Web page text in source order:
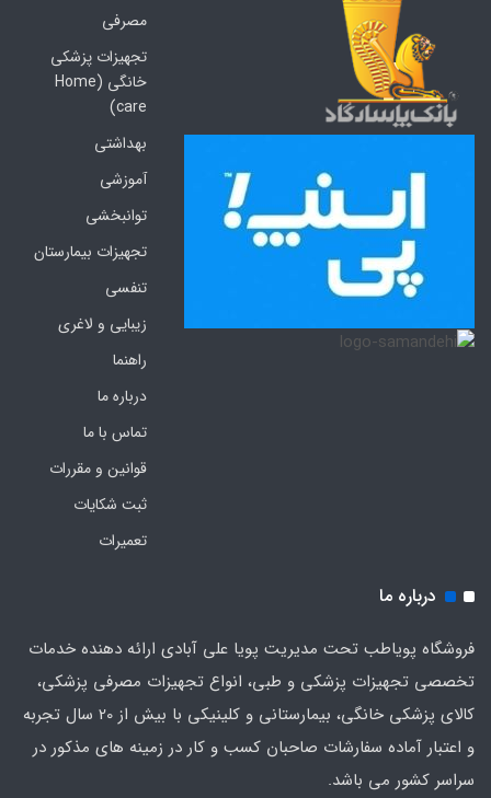
مصرفی
تجهیزات پزشکی
خانگی (Home
care)
بهداشتی
آموزشی
توانبخشی
تجهیزات بیمارستان
تنفسی
زیبایی و لاغری
راهنما
درباره ما
تماس با ما
قوانین و مقررات
ثبت شکایات
تعمیرات
درباره ما
فروشگاه پویاطب تحت مدیریت پویا علی آبادی ارائه دهنده خدمات
تخصصی تجهیزات پزشکی و طبی، انواع تجهیزات مصرفی پزشکی،
کالای پزشکی خانگی، بیمارستانی و کلینیکی با بیش از 20 سال تجربه
و اعتبار آماده سفارشات صاحبان کسب و کار در زمینه های مذکور در
سراسر کشور می باشد.